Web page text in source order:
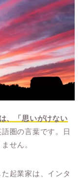
、「思いがけない
圏の言葉です。日
せん。
起業家は、インタ